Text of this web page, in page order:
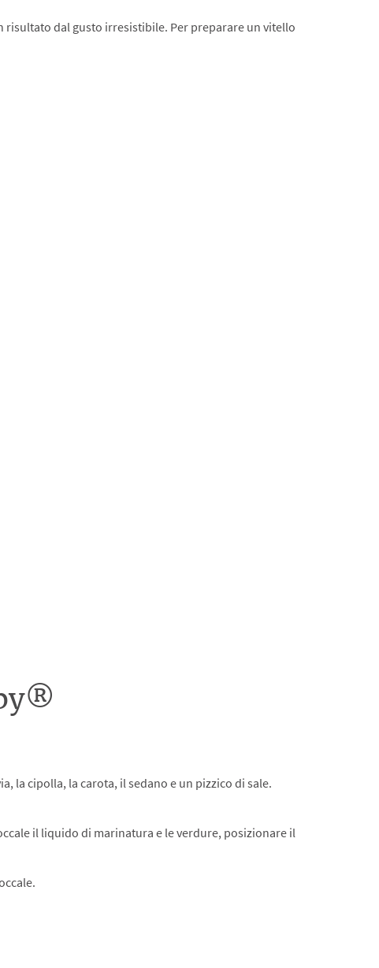
risultato dal gusto irresistibile. Per preparare un vitello
la cipolla, la carota, il sedano e un pizzico di sale.
il liquido di marinatura e le verdure, posizionare il